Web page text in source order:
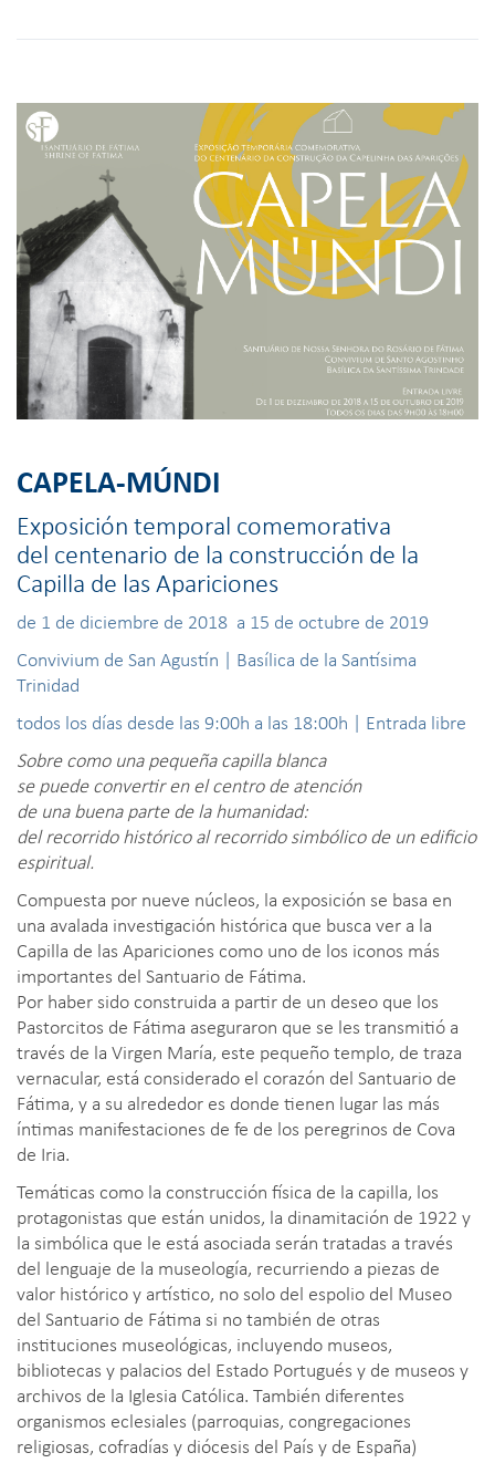
CAPELA-MÚNDI
Exposición temporal comemorativa
del centenario de la construcción de la
Capilla de las Apariciones
de 1 de diciembre de 2018 a 15 de octubre de 2019
Convivium de San Agustín | Basílica de la Santísima
Trinidad
todos los días desde las 9:00h a las 18:00h | Entrada libre
Sobre como una pequeña capilla blanca
se puede convertir en el centro de atención
de una buena parte de la humanidad:
del recorrido histórico al recorrido simbólico de un edificio
espiritual.
Compuesta por nueve núcleos, la exposición se basa en
una avalada investigación histórica que busca ver a la
Capilla de las Apariciones como uno de los iconos más
importantes del Santuario de Fátima.
Por haber sido construida a partir de un deseo que los
Pastorcitos de Fátima aseguraron que se les transmitió a
través de la Virgen María, este pequeño templo, de traza
vernacular, está considerado el corazón del Santuario de
Fátima, y a su alrededor es donde tienen lugar las más
íntimas manifestaciones de fe de los peregrinos de Cova
de Iria.
Temáticas como la construcción física de la capilla, los
protagonistas que están unidos, la dinamitación de 1922 y
la simbólica que le está asociada serán tratadas a través
del lenguaje de la museología, recurriendo a piezas de
valor histórico y artístico, no solo del espolio del Museo
del Santuario de Fátima si no también de otras
instituciones museológicas, incluyendo museos,
bibliotecas y palacios del Estado Portugués y de museos y
archivos de la Iglesia Católica. También diferentes
organismos eclesiales (parroquias, congregaciones
religiosas, cofradías y diócesis del País y de España)